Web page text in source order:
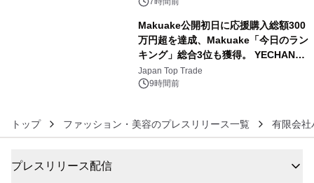
Makuake公開初日に応援購入総額300
万円超を達成、Makuake「今日のラン
キング」総合3位も獲得。 YECHAN音
浴シンギングボウル第2弾の大型サイ
ズ（XL・2XL・3XL）を先行販売中
Japan Top Trade
9時間前
トップ ファッション・美容のプレスリリース一覧 有限会社
プレスリリース配信